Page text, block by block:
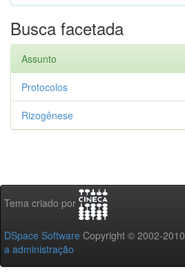
Busca facetada
Assunto
Protocolos
Rizogênese
Tema criado por
DSpace Software Copyright © 2002-2010
a administração